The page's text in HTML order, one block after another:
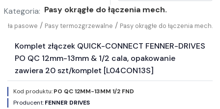
Kategoria: Pasy okrągłe do łączenia mech.
Pasy okrągłe do łączenia mech.
/
Pasy termozgrzewalne
/
pasowe
Komplet złączek QUICK-CONNECT FENNER-DRIVES
PO QC 12mm-13mm & 1/2 cala, opakowanie
zawiera 20 szt/komplet [L04CON13S]
Kod produktu:PO QC 12MM-13MM 1/2 FND
Producent:FENNER DRIVES